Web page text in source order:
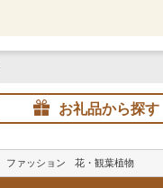
お礼品から探す
ファッション 花・観葉植物